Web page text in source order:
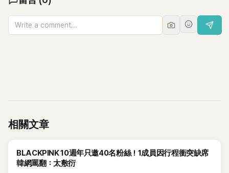
相關文章
K-POP
BLACKPINK 10週年只邀40名粉絲！1成員因行程衝突缺席
韓網罵翻：太敷衍